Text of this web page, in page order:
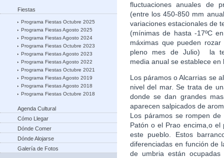
Fiestas
Programa Fiestas Octubre 2025
Programa Fiestas Agosto 2025
Programa Fiestas Agosto 2024
Programa Fiestas Octubre 2023
Programa Fiestas Agosto 2023
Programa Fiestas Agosto 2022
Programa Fiestas Octubre 2021
Programa Fiestas Agosto 2019
Programa Fiestas Agosto 2018
Programa Fiestas Octubre 2018
Agenda Cultural
Cómo Llegar
Dónde Comer
Dónde Alojarse
Galería de Fotos
fluctuaciones anuales de
(entre los 450-850 mm
variaciones estacionales de
(mínimas de hasta -17ºC
máximas que pueden rozar
pleno mes de Julio) la
media anual se establece en
Los páramos o Alcarrias se
nivel del mar. Se trata de
donde se dan grandes
aparecen salpicados de
Los páramos se rompen
Patón o el Prao encima,o
este pueblo. Estos
diferenciadas en función de
de umbria están